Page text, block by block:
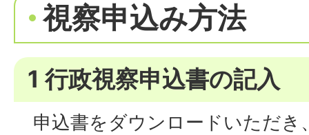
視察申込み方法
1 行政視察申込書の記入
申込書をダウンロードいただき